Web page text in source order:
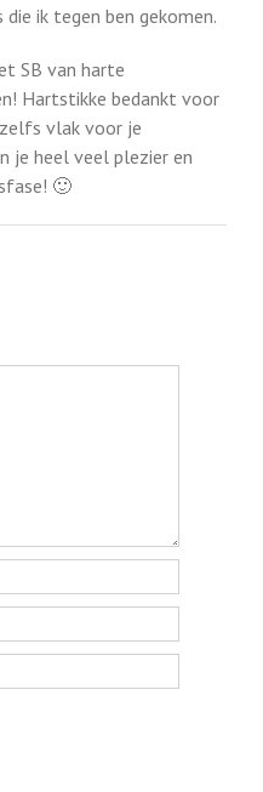
ik tegen ben gekomen.
SB van harte
Hartstikke bedankt voor
vlak voor je
je heel veel plezier en
🙂